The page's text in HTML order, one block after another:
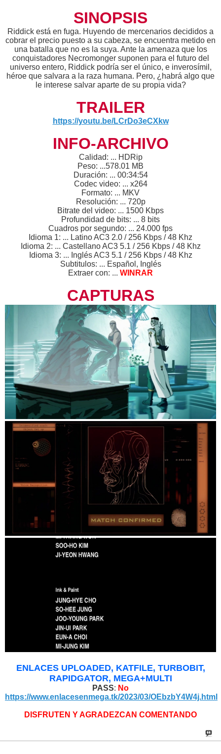
SINOPSIS
Riddick está en fuga. Huyendo de mercenarios decididos a
cobrar el precio puesto a su cabeza, se encuentra metido en
una batalla que no es la suya. Ante la amenaza que los
conquistadores Necromonger suponen para el futuro del
universo entero, Riddick podría ser el único, e inverosímil,
héroe que salvara a la raza humana. Pero, ¿habrá algo que
le interese salvar aparte de su propia vida?
TRAILER
https://youtu.be/LCrDo3eCXkw
INFO-ARCHIVO
Calidad: ... HDRip
Peso: ...578.01 MB
Duración: ... 00:34:54
Codec video: ... x264
Formato: ... MKV
Resolución: ... 720p
Bitrate del video: ... 1500 Kbps
Profundidad de bits: ... 8 bits
Cuadros por segundo: ... 24.000 fps
Idioma 1: ... Latino AC3 2.0 / 256 Kbps / 48 Khz
Idioma 2: ... Castellano AC3 5.1 / 256 Kbps / 48 Khz
Idioma 3: ... Inglés AC3 5.1 / 256 Kbps / 48 Khz
Subtitulos: ... Español, Inglés
Extraer con: ... WINRAR
CAPTURAS
ENLACES UPLOADED, KATFILE, TURBOBIT,
RAPIDGATOR, MEGA+MULTI
PASS: No
https://www.enlacesenmega.tk/2023/03/OEbzbY4W4j.html
DISFRUTEN Y AGRADEZCAN COMENTANDO